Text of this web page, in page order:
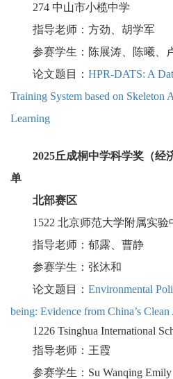
274 中山市小榄中学
指导老师：方劲、胡学军
参赛学生：陈展涛、陈曦、
论文题目： HPR-DATS: A
Training System based on Skeleton
Learning
2025丘成桐中学科学奖（经
单
北部赛区
1522 北京师范大学附属实验
指导老师：郁露、曹静
参赛学生：张沐和
论文题目： Environmental
being: Evidence from China’s
1226 Tsinghua International
指导老师：王霞
参赛学生： Su Wanqing Emily